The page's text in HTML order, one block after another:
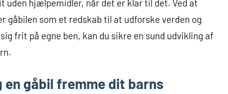
hjælpemidler, når det er klar til det. Ved at
gåbilen som et redskab til at udforske verden og
frit på egne ben, kan du sikre en sund udvikling af
en gåbil fremme dit barns